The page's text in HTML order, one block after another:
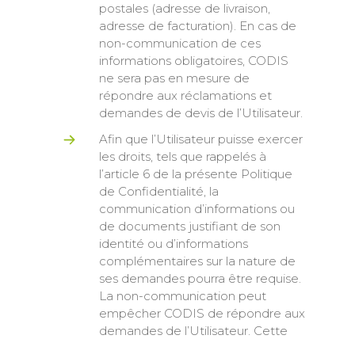
postales (adresse de livraison,
adresse de facturation). En cas de
non-communication de ces
informations obligatoires, CODIS
ne sera pas en mesure de
répondre aux réclamations et
demandes de devis de l’Utilisateur.
Afin que l’Utilisateur puisse exercer
les droits, tels que rappelés à
l’article 6 de la présente Politique
de Confidentialité, la
communication d’informations ou
de documents justifiant de son
identité ou d’informations
complémentaires sur la nature de
ses demandes pourra être requise.
La non-communication peut
empêcher CODIS de répondre aux
demandes de l’Utilisateur. Cette